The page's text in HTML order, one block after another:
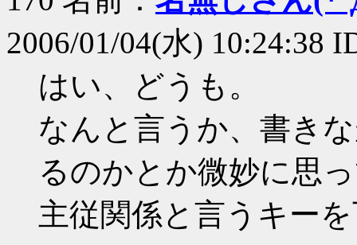
2006/01/04(水) 10:24:38
はい、どうも。
なんと言うか、書き
るのかとか微妙に思
主従関係と言うキー